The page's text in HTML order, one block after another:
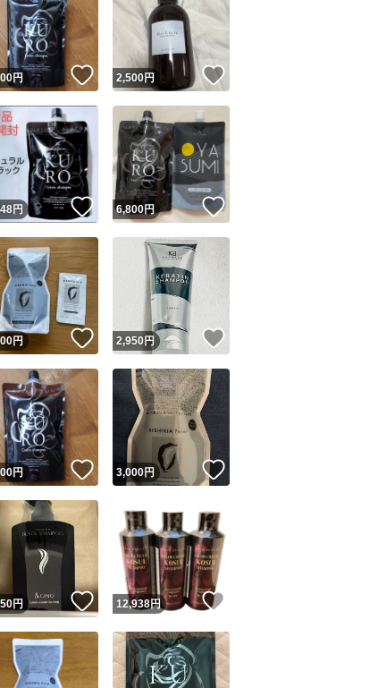
！
円 いいね！
2,500円
！
円 いいね！
6,800円
！
円 いいね！
2,950円
！
円 いいね！
3,000円
！
円 いいね！
12,938円